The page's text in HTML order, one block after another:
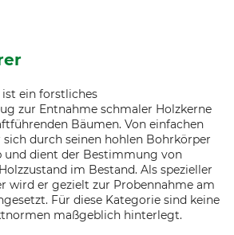
ein forstliches
zur Entnahme schmaler Holzkerne
Bäumen. Von einfachen
durch seinen hohlen Bohrkörper
und dient der Bestimmung von
im Bestand. Als spezieller
wird er gezielt zur Probennahme am
Für diese Kategorie sind keine
maßgeblich hinterlegt.